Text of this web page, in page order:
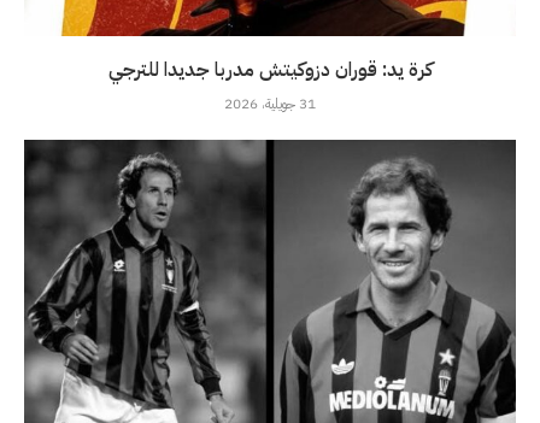
كرة يد: قوران دزوكيتش مدربا جديدا للترجي
31 جويلية، 2026